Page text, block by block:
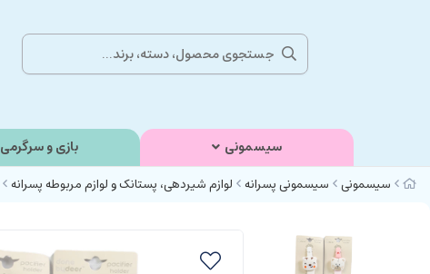
سیسمونی بازی و سرگرمی
سیسمونی سیسمونی پسرانه لوازم شیردهی، پستانک و لوازم مربوطه پسرانه